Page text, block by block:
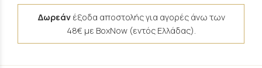
Δωρεάν έξοδα αποστολής για αγορές άνω των
48€ με BoxNow (εντός Ελλάδας).